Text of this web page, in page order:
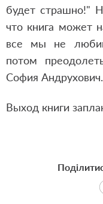
будет страшно!"
что книга может
все мы не любим
потом
София Андрухович.
Выход книги